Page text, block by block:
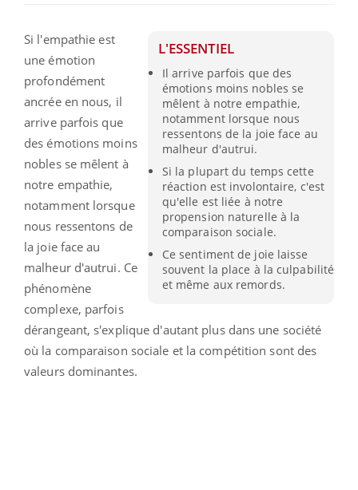
L'ESSENTIEL
Il arrive parfois que des
émotions moins nobles se
mêlent à notre empathie,
notamment lorsque nous
ressentons de la joie face au
malheur d'autrui.
Si la plupart du temps cette
réaction est involontaire, c'est
qu'elle est liée à notre
propension naturelle à la
comparaison sociale.
Ce sentiment de joie laisse
souvent la place à la culpabilité
et même aux remords.
Si l'empathie est
une émotion
profondément
ancrée en nous, il
arrive parfois que
des émotions moins
nobles se mêlent à
notre empathie,
notamment lorsque
nous ressentons de
la joie face au
malheur d'autrui. Ce
phénomène
complexe, parfois
dérangeant, s'explique d'autant plus dans une société
où la comparaison sociale et la compétition sont des
valeurs dominantes.